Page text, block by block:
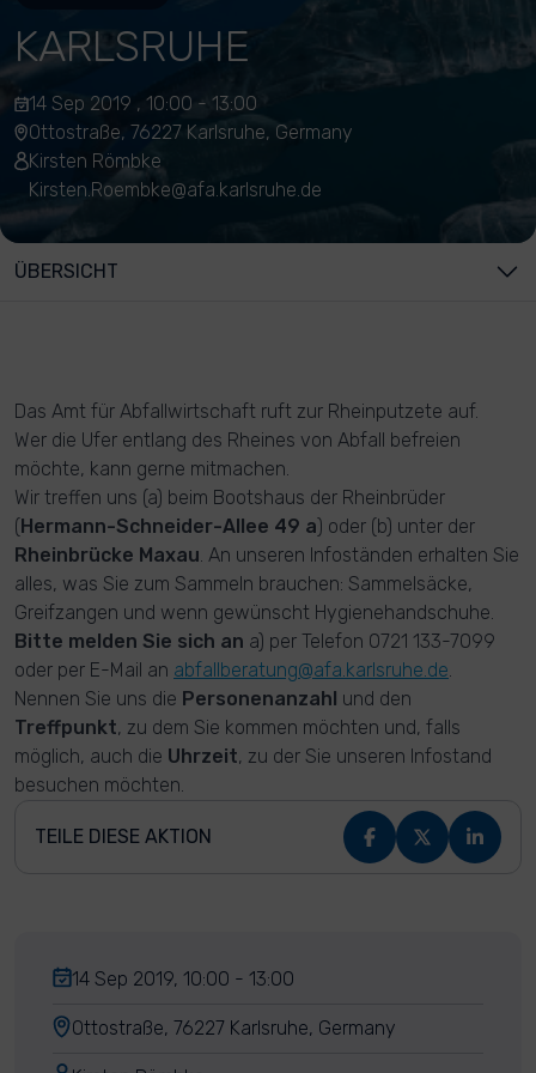
KARLSRUHE
14 Sep 2019 , 10:00 - 13:00
Ottostraße, 76227 Karlsruhe, Germany
Kirsten Römbke
Kirsten.Roembke@afa.karlsruhe.de
ÜBERSICHT
Das Amt für Abfallwirtschaft ruft zur Rheinputzete auf.
Wer die Ufer entlang des Rheines von Abfall befreien
möchte, kann gerne mitmachen.
Wir treffen uns (a) beim Bootshaus der Rheinbrüder
(Hermann-Schneider-Allee 49 a) oder (b) unter der
Rheinbrücke Maxau. An unseren Infoständen erhalten Sie
alles, was Sie zum Sammeln brauchen: Sammelsäcke,
Greifzangen und wenn gewünscht Hygienehandschuhe.
Bitte melden Sie sich an a) per Telefon 0721 133-7099
oder per E-Mail an abfallberatung@afa.karlsruhe.de.
Nennen Sie uns die Personenanzahl und den
Treffpunkt, zu dem Sie kommen möchten und, falls
möglich, auch die Uhrzeit, zu der Sie unseren Infostand
besuchen möchten.
TEILE DIESE AKTION
14 Sep 2019, 10:00 - 13:00
Ottostraße, 76227 Karlsruhe, Germany